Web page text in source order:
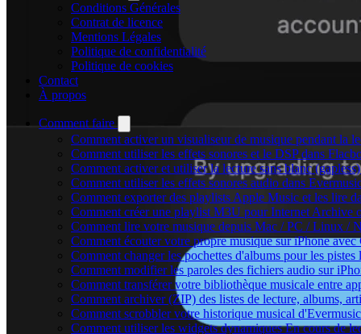
Conditions Générales
Contrat de licence
Mentions Légales
Politique de confidentialité
Politique de cookies
Contact
À propos
Comment faire
Comment activer un visualiseur de musique pendant la
Comment utiliser les effets sonores et le DSP dans
Comment activer et utiliser la lecture sans blanc
Comment utiliser les effets sonores audio dans
Comment exporter des playlists Apple Music et les lire
Comment créer une playlist M3U pour Internet Archive
Comment lire votre musique depuis Mac / PC / Linux /
Comment écouter votre propre musique sur iPhone avec
Comment changer les pochettes d'albums pour les
Comment modifier les paroles des fichiers audio sur
Comment transférer votre bibliothèque musicale entre
Comment archiver (ZIP) des listes de lecture, albums,
Comment scrobbler votre historique musical
Comment utiliser les widgets dynamiques En cours de